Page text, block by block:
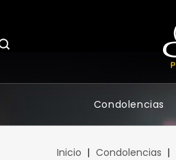
Condolencias
Inicio Condolencias